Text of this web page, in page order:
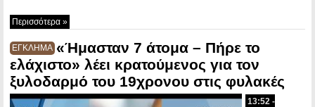
Περισσότερα »
ΕΓΚΛΗΜΑ «Ήμασταν 7 άτομα – Πήρε το
ελάχιστο» λέει κρατούμενος για τον
ξυλοδαρμό του 19χρονου στις φυλακές
13:52 -